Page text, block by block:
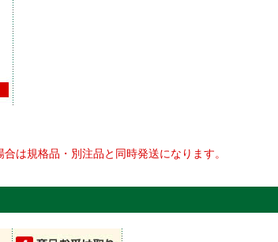
は規格品・別注品と同時発送になります。